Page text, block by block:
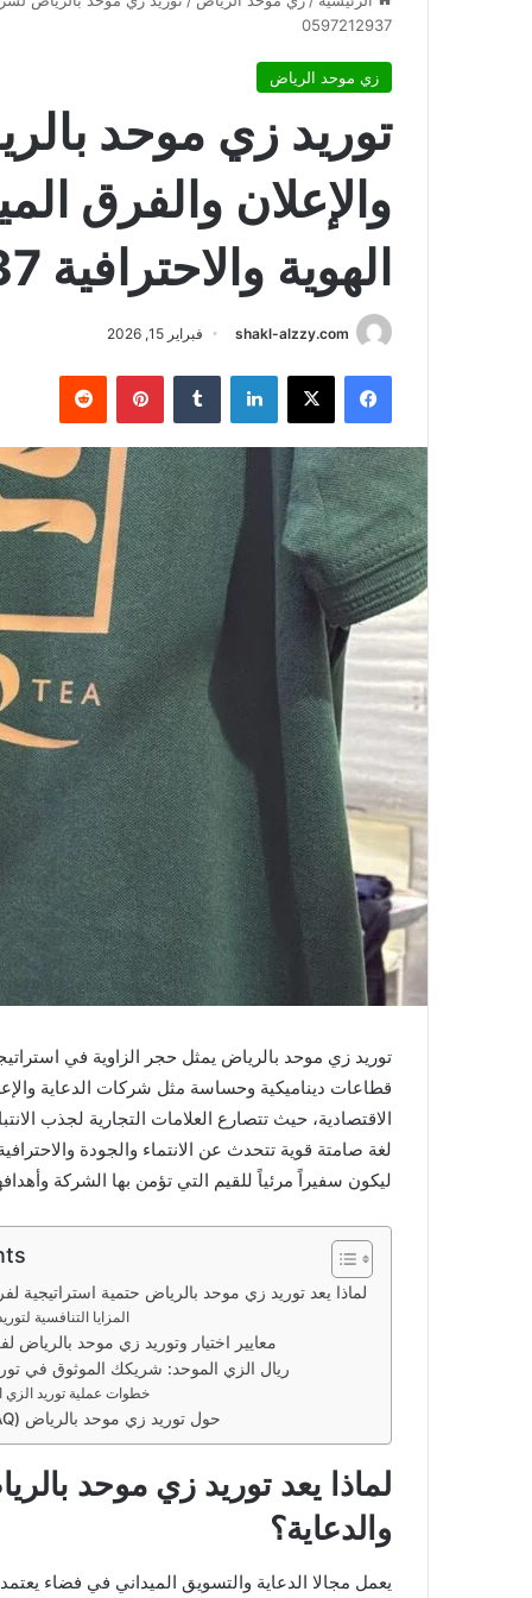
0597212937
زي موحد الرياض
توريد زي موحد
والإعلان والفرق
الهوية والاحترافية 0597212937
shakl-alzzy.com فبراير 15, 2026
فيسبوك X لينكدإن بينتيريست
توريد زي موحد بالرياض يمثل حجر الزاوية في
قطاعات ديناميكية وحساسة مثل شركات الدعاية
الاقتصادية، حيث تتصارع العلامات التجارية لجذب
لغة صامتة قوية تتحدث عن الانتماء والجودة
ليكون سفيراً مرئياً للقيم التي تؤمن بها الشركة
لماذا يعد توريد زي موحد بالرياض حتمية استراتيجية
المزايا التنافسية
معايير اختيار وتوريد زي موحد بالرياض
ريال الزي الموحد: شريكك الموثوق في
خطوات عملية توريد الزي
الأسئلة المتكررة (FAQ) حول توريد زي موحد بالرياض
لماذا يعد توريد زي موحد
والدعاية؟
يعمل مجالا الدعاية والتسويق الميداني في فضاء